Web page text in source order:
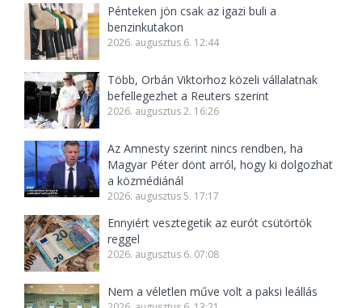
Pénteken jön csak az igazi buli a
benzinkutakon
2026. augusztus 6. 12:44
Több, Orbán Viktorhoz közeli vállalatnak
befellegezhet a Reuters szerint
2026. augusztus 2. 16:26
Az Amnesty szerint nincs rendben, ha
Magyar Péter dönt arról, hogy ki dolgozhat
a közmédiánál
2026. augusztus 5. 17:17
Ennyiért vesztegetik az eurót csütörtök
reggel
2026. augusztus 6. 07:08
Nem a véletlen műve volt a paksi leállás